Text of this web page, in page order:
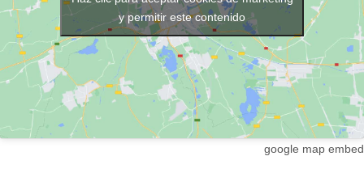
y permitir este contenido
google map embed